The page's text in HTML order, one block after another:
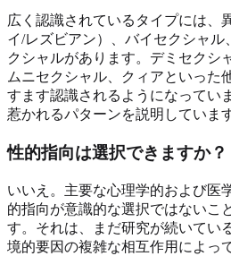
広く認識されているタイプには、
イ/レズビアン）、バイセクシャル
クシャルがあります。デミセクシ
ムニセクシャル、クィアといった
すます認識されるようになってい
惹かれるパターンを説明しています
性的指向は選択できますか？
いいえ。主要な心理学的および医
的指向が意識的な選択ではないこ
す。それは、まだ研究が続いてい
境的要因の複雑な相互作用によっ